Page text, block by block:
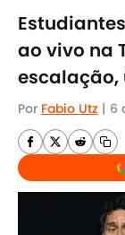
ao vivo na
Por Fabio Utz | 6